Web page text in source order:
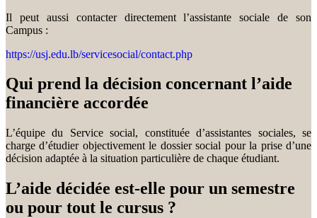
Il peut aussi contacter directement l’assistante sociale de son
Campus :
https://usj.edu.lb/servicesocial/contact.php
Qui prend la décision concernant l’aide
financière accordée
L’équipe du Service social, constituée d’assistantes sociales, se
charge d’étudier objectivement le dossier social pour la prise d’une
décision adaptée à la situation particulière de chaque étudiant.
L’aide décidée est-elle pour un semestre
ou pour tout le cursus ?